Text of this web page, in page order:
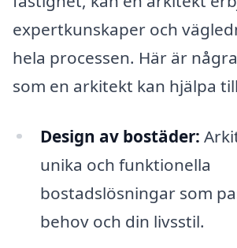
expertkunskaper och
hela processen. Här är
som en arkitekt kan hjälpa
Design av bostäder:
unika och funktionella
bostadslösningar som
behov och din livsstil.